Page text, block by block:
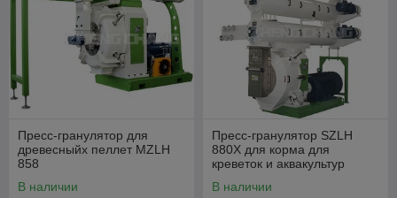
Пресс-гранулятор для
древесныйх пеллет MZLH
858
В наличии
Пресс-гранулятор SZLH
880X для корма для
креветок и аквакультур
В наличии